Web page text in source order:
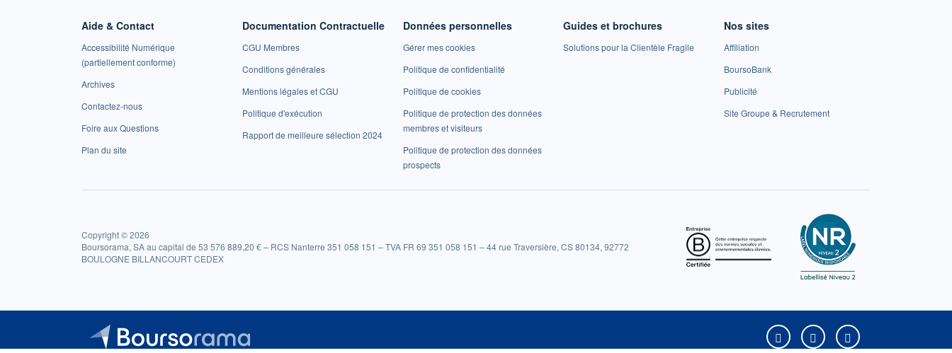
Aide & Contact
Accessibilité Numérique
(partiellement conforme)
Archives
Contactez-nous
Foire aux Questions
Plan du site
Documentation Contractuelle
CGU Membres
Conditions générales
Mentions légales et CGU
Politique d'exécution
Rapport de meilleure sélection 2024
Données personnelles
Gérer mes cookies
Politique de confidentialité
Politique de cookies
Politique de protection des données
membres et visiteurs
Politique de protection des données
prospects
Guides et brochures
Solutions pour la Clientèle Fragile
Nos sites
Affiliation
BoursoBank
Publicité
Site Groupe & Recrutement
Copyright © 2026
Boursorama, SA au capital de 53 576 889,20 € – RCS Nanterre 351 058 151 – TVA FR 69 351 058 151 – 44 rue Traversière, CS 80134, 92772
BOULOGNE BILLANCOURT CEDEX
Boursorama sur Facebook
Boursorama sur X
Boursorama sur